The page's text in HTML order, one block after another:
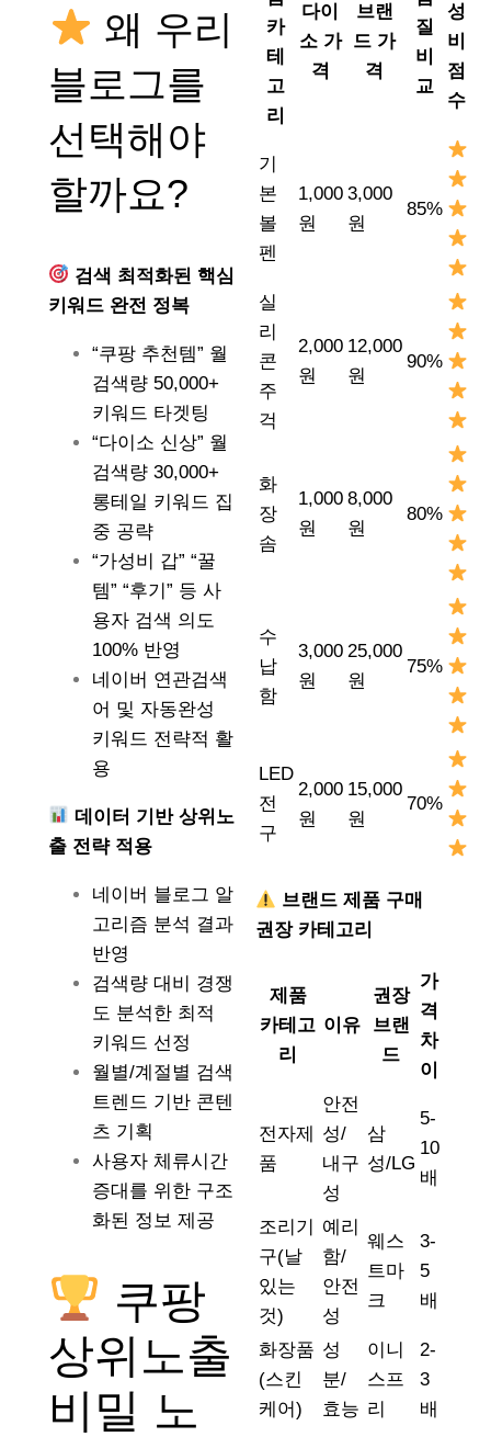
왜 우리
블로그를
선택해야
할까요?
검색 최적화된 핵심
키워드 완전 정복
“쿠팡 추천템” 월
검색량 50,000+
키워드 타겟팅
“다이소 신상” 월
검색량 30,000+
롱테일 키워드 집
중 공략
“가성비 갑” “꿀
템” “후기” 등 사
용자 검색 의도
100% 반영
네이버 연관검색
어 및 자동완성
키워드 전략적 활
용
데이터 기반 상위노
출 전략 적용
네이버 블로그 알
고리즘 분석 결과
반영
검색량 대비 경쟁
도 분석한 최적
키워드 선정
월별/계절별 검색
트렌드 기반 콘텐
츠 기획
사용자 체류시간
증대를 위한 구조
화된 정보 제공
쿠팡
상위노출
비밀 노
카
테
고
리
다이
소 가
격
브랜
드 가
격
질
비
교
성
비
점
수
기
본
볼
펜
1,000
원
3,000
원
85%
실
리
콘
주
걱
2,000
원
12,000
원
90%
화
장
솜
1,000
원
8,000
원
80%
수
납
함
3,000
원
25,000
원
75%
LED
전
구
2,000
원
15,000
원
70%
브랜드 제품 구매
권장 카테고리
제품
카테고
리
이유
권장
브랜
드
가
격
차
이
전자제
품
안전
성/
내구
성
삼
성/LG
5-
10
배
조리기
구(날
있는
것)
예리
함/
안전
성
웨스
트마
크
3-
5
배
화장품
(스킨
케어)
성
분/
효능
이니
스프
리
2-
3
배